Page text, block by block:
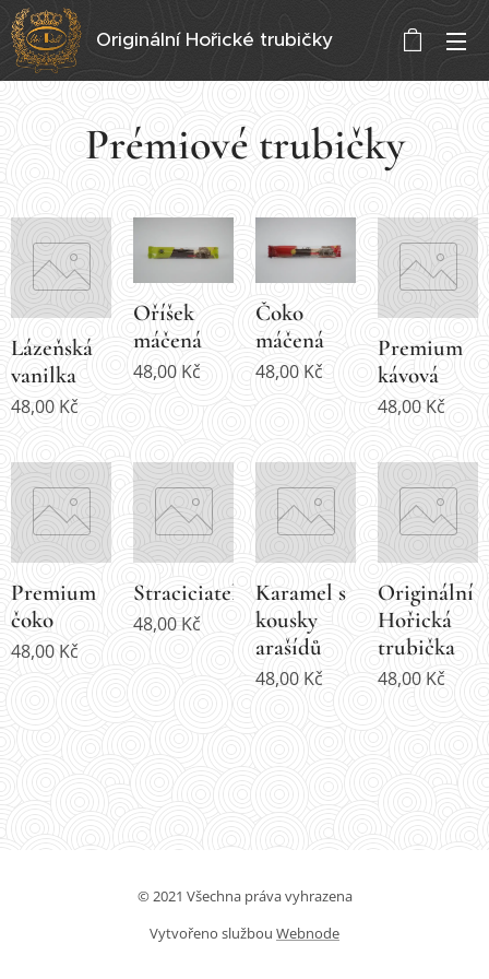
Originální Hořické trubičky
Prémiové trubičky
Lázeňská
vanilka
48,00 Kč
Oříšek
máčená
48,00 Kč
Čoko
máčená
48,00 Kč
Premium
kávová
48,00 Kč
Premium
čoko
48,00 Kč
Straciciatella
48,00 Kč
Karamel s
kousky
arašídů
48,00 Kč
Originální
Hořická
trubička
48,00 Kč
© 2021 Všechna práva vyhrazena
Vytvořeno službou Webnode